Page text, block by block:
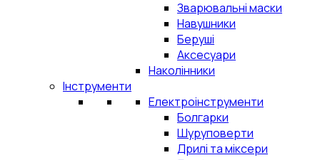
Зварювальні маски
Навушники
Беруші
Аксесуари
Наколінники
Інструменти
Електроінструменти
Болгарки
Шуруповерти
Дрилі та міксери